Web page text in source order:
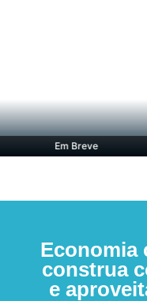
Em Breve
Economia
construa
e